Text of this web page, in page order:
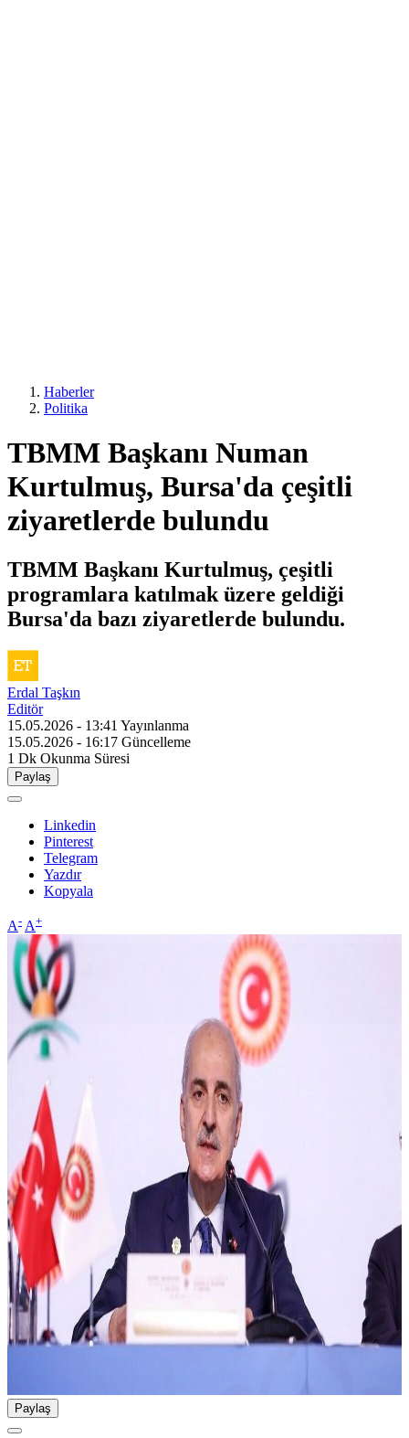
Haberler
Politika
TBMM Başkanı Numan
Kurtulmuş, Bursa'da çeşitli
ziyaretlerde bulundu
TBMM Başkanı Kurtulmuş, çeşitli
programlara katılmak üzere geldiği
Bursa'da bazı ziyaretlerde bulundu.
Erdal Taşkın
Editör
15.05.2026 - 13:41 Yayınlanma
15.05.2026 - 16:17 Güncelleme
1 Dk Okunma Süresi
Paylaş
Linkedin
Pinterest
Telegram
Yazdır
Kopyala
A- A+
Paylaş